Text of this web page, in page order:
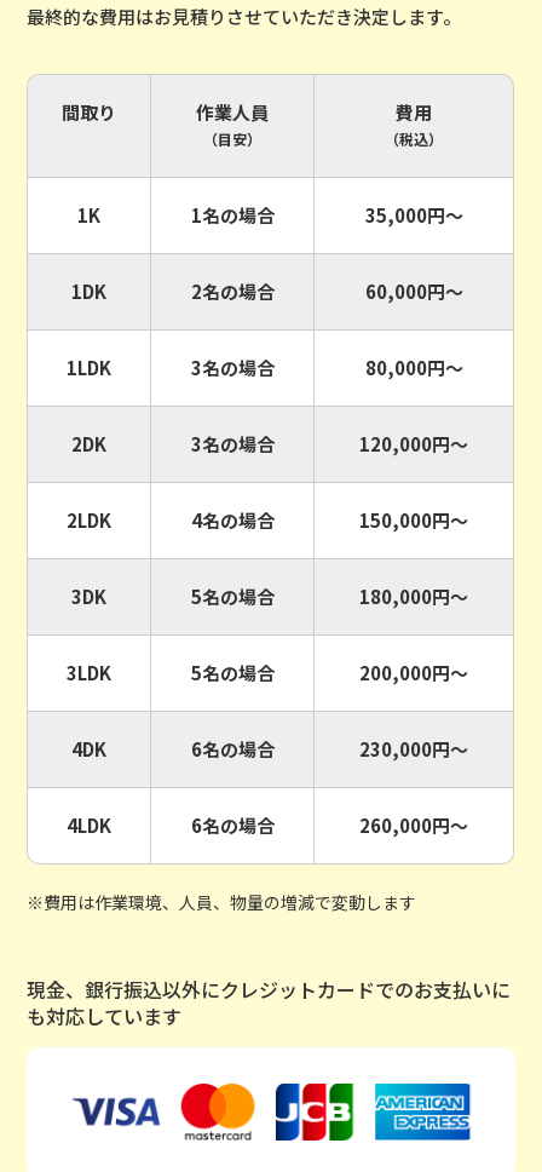
最終的な費用はお見積りさせていただき決定します。
間取り 作業人員
（目安）
費用
（税込）
1K 1名の場合 35,000円〜
1DK 2名の場合 60,000円〜
1LDK 3名の場合 80,000円〜
2DK 3名の場合 120,000円〜
2LDK 4名の場合 150,000円〜
3DK 5名の場合 180,000円〜
3LDK 5名の場合 200,000円〜
4DK 6名の場合 230,000円〜
4LDK 6名の場合 260,000円〜
※費用は作業環境、人員、物量の増減で変動します
現金、銀行振込以外にクレジットカードでのお支払いに
も対応しています